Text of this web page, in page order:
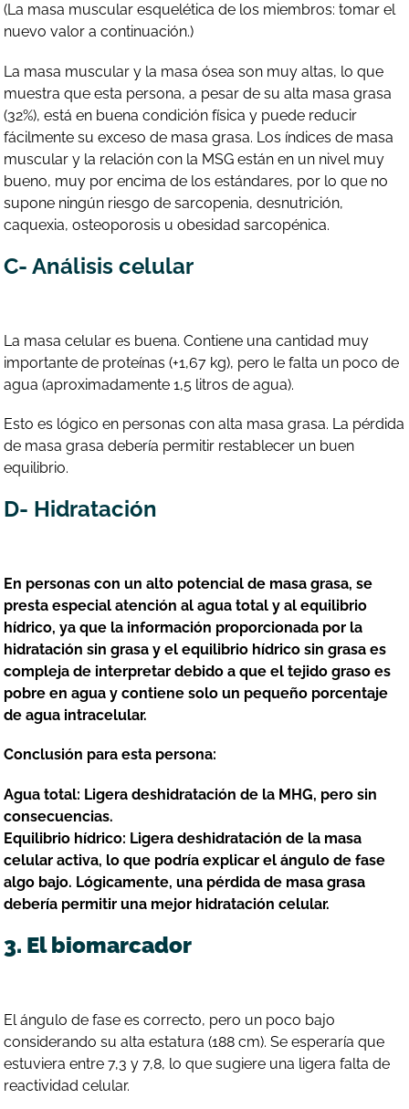
(La masa muscular esquelética de los miembros: tomar el
nuevo valor a continuación.)
La masa muscular y la masa ósea son muy altas, lo que
muestra que esta persona, a pesar de su alta masa grasa
(32%), está en buena condición física y puede reducir
fácilmente su exceso de masa grasa. Los índices de masa
muscular y la relación con la MSG están en un nivel muy
bueno, muy por encima de los estándares, por lo que no
supone ningún riesgo de sarcopenia, desnutrición,
caquexia, osteoporosis u obesidad sarcopénica.
C- Análisis celular
La masa celular es buena. Contiene una cantidad muy
importante de proteínas (+1,67 kg), pero le falta un poco de
agua (aproximadamente 1,5 litros de agua).
Esto es lógico en personas con alta masa grasa. La pérdida
de masa grasa debería permitir restablecer un buen
equilibrio.
D- Hidratación
En personas con un alto potencial de masa grasa, se
presta especial atención al agua total y al equilibrio
hídrico, ya que la información proporcionada por la
hidratación sin grasa y el equilibrio hídrico sin grasa es
compleja de interpretar debido a que el tejido graso es
pobre en agua y contiene solo un pequeño porcentaje
de agua intracelular.
Conclusión para esta persona:
Agua total: Ligera deshidratación de la MHG, pero sin
consecuencias.
Equilibrio hídrico: Ligera deshidratación de la masa
celular activa, lo que podría explicar el ángulo de fase
algo bajo. Lógicamente, una pérdida de masa grasa
debería permitir una mejor hidratación celular.
3. El biomarcador
El ángulo de fase es correcto, pero un poco bajo
considerando su alta estatura (188 cm). Se esperaría que
estuviera entre 7,3 y 7,8, lo que sugiere una ligera falta de
reactividad celular.